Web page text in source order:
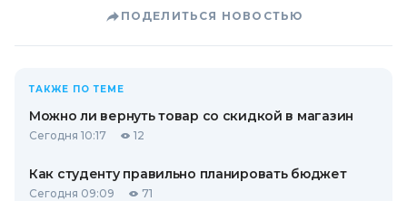
ПОДЕЛИТЬСЯ НОВОСТЬЮ
ТАКЖЕ ПО ТЕМЕ
Можно ли вернуть товар со скидкой в ​​магазин
Сегодня 10:17 12
Как студенту правильно планировать бюджет
Сегодня 09:09 71